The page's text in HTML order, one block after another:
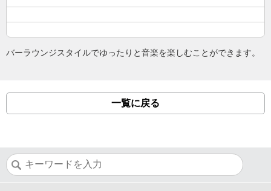
バーラウンジスタイルでゆったりと音楽を楽しむことができます。
一覧に戻る